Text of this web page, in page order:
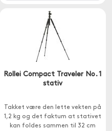
Rollei Compact Traveler No. 1
stativ
Takket være den lette vekten på
1,2 kg og det faktum at stativet
kan foldes sammen til 32 cm